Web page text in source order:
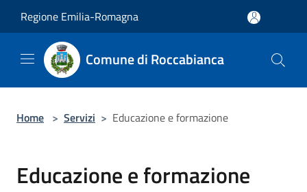
Regione Emilia-Romagna
Comune di Roccabianca
Home > Servizi > Educazione e formazione
Educazione e formazione